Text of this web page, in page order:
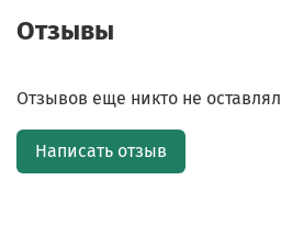
Отзывы
Отзывов еще никто не оставлял
Написать отзыв